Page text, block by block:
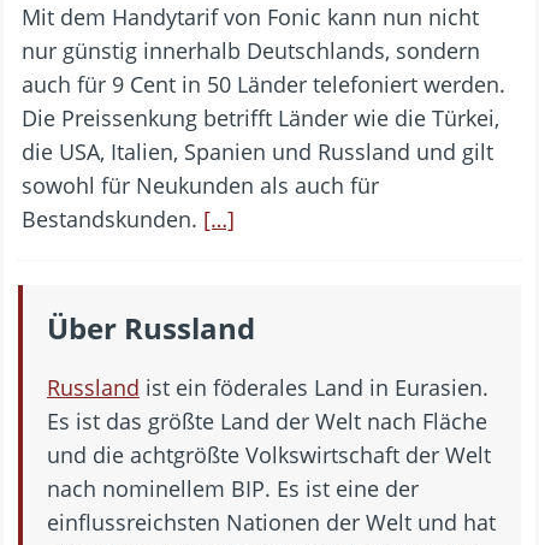
Mit dem Handytarif von Fonic kann nun nicht
nur günstig innerhalb Deutschlands, sondern
auch für 9 Cent in 50 Länder telefoniert werden.
Die Preissenkung betrifft Länder wie die Türkei,
die USA, Italien, Spanien und Russland und gilt
sowohl für Neukunden als auch für
Bestandskunden. […]
Über Russland
Russland ist ein föderales Land in Eurasien.
Es ist das größte Land der Welt nach Fläche
und die achtgrößte Volkswirtschaft der Welt
nach nominellem BIP. Es ist eine der
einflussreichsten Nationen der Welt und hat